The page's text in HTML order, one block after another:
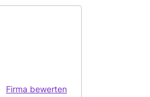
Firma bewerten